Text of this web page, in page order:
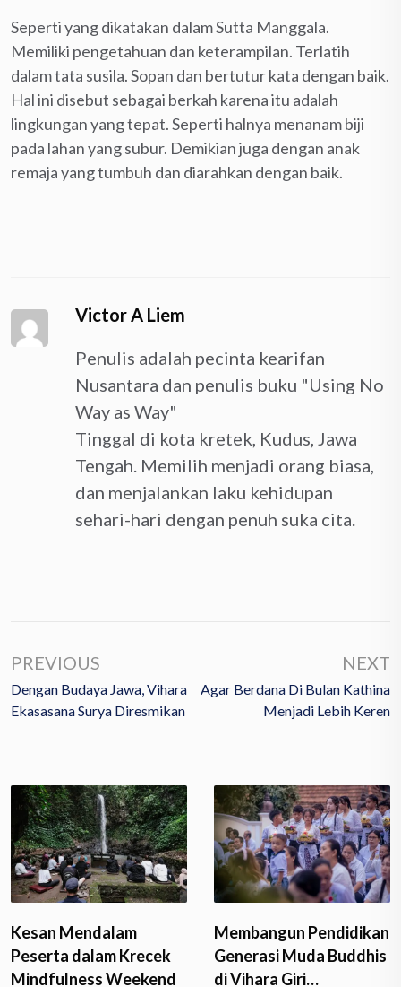
Seperti yang dikatakan dalam Sutta Manggala.
Memiliki pengetahuan dan keterampilan. Terlatih
dalam tata susila. Sopan dan bertutur kata dengan baik.
Hal ini disebut sebagai berkah karena itu adalah
lingkungan yang tepat. Seperti halnya menanam biji
pada lahan yang subur. Demikian juga dengan anak
remaja yang tumbuh dan diarahkan dengan baik.
Victor A Liem
Penulis adalah pecinta kearifan
Nusantara dan penulis buku "Using No
Way as Way"
Tinggal di kota kretek, Kudus, Jawa
Tengah. Memilih menjadi orang biasa,
dan menjalankan laku kehidupan
sehari-hari dengan penuh suka cita.
PREVIOUS
Dengan Budaya Jawa, Vihara
Ekasasana Surya Diresmikan
NEXT
Agar Berdana Di Bulan Kathina
Menjadi Lebih Keren
Kesan Mendalam
Peserta dalam Krecek
Mindfulness Weekend
Membangun Pendidikan
Generasi Muda Buddhis
di Vihara Giri…